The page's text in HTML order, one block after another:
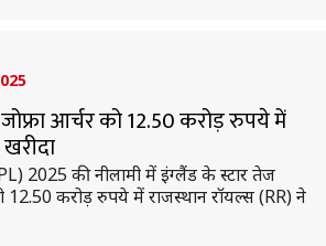
आर्चर को 12.50 करोड़ रुपये में
2025 की नीलामी में इंग्लैंड के स्टार तेज
12.50 करोड़ रुपये में राजस्थान रॉयल्स (RR) ने